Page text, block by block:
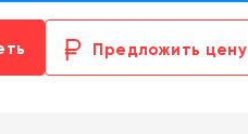
Предложить цену